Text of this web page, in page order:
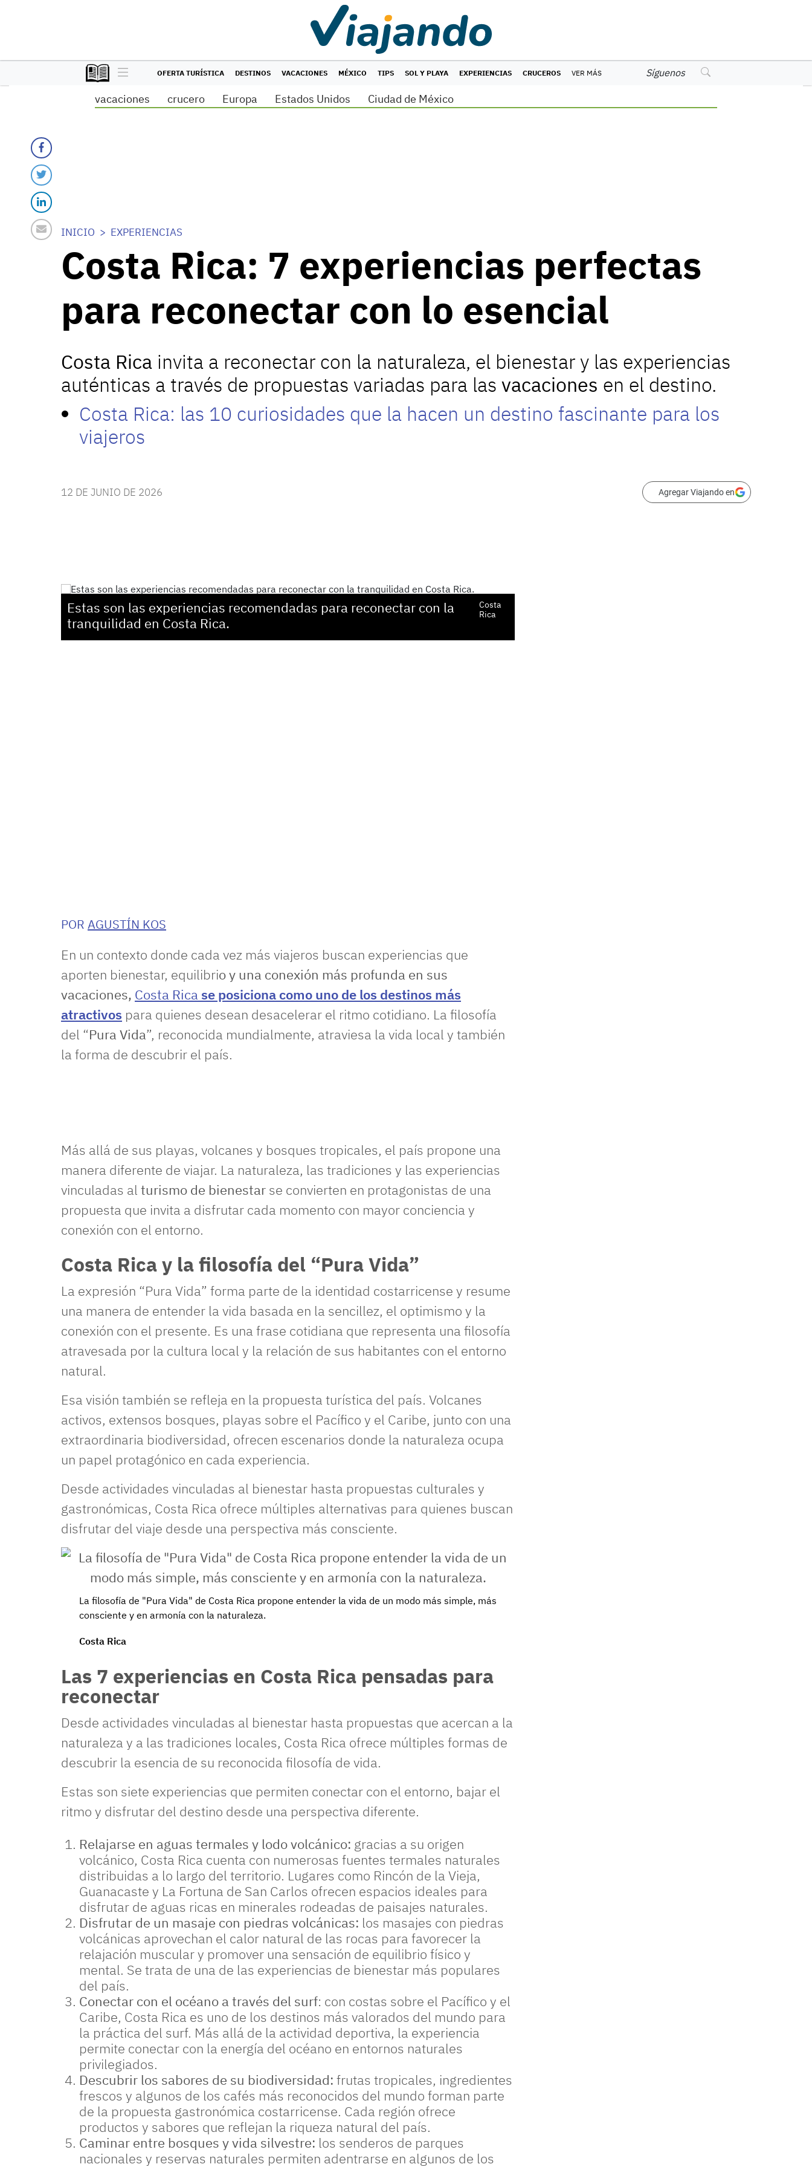
OFERTA TURÍSTICA DESTINOS VACACIONES MÉXICO TIPS SOL Y PLAYA EXPERIENCIAS CRUCEROS VER MÁS Síguenos
vacaciones crucero Europa Estados Unidos Ciudad de México
INICIO EXPERIENCIAS
Costa Rica: 7 experiencias perfectas
para reconectar con lo esencial
Costa Rica invita a reconectar con la naturaleza, el bienestar y las experiencias
auténticas a través de propuestas variadas para las vacaciones en el destino.
Costa Rica: las 10 curiosidades que la hacen un destino fascinante para los
viajeros
12 DE JUNIO DE 2026 Agregar Viajando en
Estas son las experiencias recomendadas para reconectar con la
tranquilidad en Costa Rica.
Costa
Rica
POR AGUSTÍN KOS
En un contexto donde cada vez más viajeros buscan experiencias que
aporten bienestar, equilibrio y una conexión más profunda en sus
vacaciones, Costa Rica se posiciona como uno de los destinos más
atractivos para quienes desean desacelerar el ritmo cotidiano. La filosofía
del “Pura Vida”, reconocida mundialmente, atraviesa la vida local y también
la forma de descubrir el país.
Más allá de sus playas, volcanes y bosques tropicales, el país propone una
manera diferente de viajar. La naturaleza, las tradiciones y las experiencias
vinculadas al turismo de bienestar se convierten en protagonistas de una
propuesta que invita a disfrutar cada momento con mayor conciencia y
conexión con el entorno.
Costa Rica y la filosofía del “Pura Vida”
La expresión “Pura Vida” forma parte de la identidad costarricense y resume
una manera de entender la vida basada en la sencillez, el optimismo y la
conexión con el presente. Es una frase cotidiana que representa una filosofía
atravesada por la cultura local y la relación de sus habitantes con el entorno
natural.
Esa visión también se refleja en la propuesta turística del país. Volcanes
activos, extensos bosques, playas sobre el Pacífico y el Caribe, junto con una
extraordinaria biodiversidad, ofrecen escenarios donde la naturaleza ocupa
un papel protagónico en cada experiencia.
Desde actividades vinculadas al bienestar hasta propuestas culturales y
gastronómicas, Costa Rica ofrece múltiples alternativas para quienes buscan
disfrutar del viaje desde una perspectiva más consciente.
La filosofía de "Pura Vida" de Costa Rica propone entender la vida de un modo más simple, más
consciente y en armonía con la naturaleza.
Costa Rica
Las 7 experiencias en Costa Rica pensadas para
reconectar
Desde actividades vinculadas al bienestar hasta propuestas que acercan a la
naturaleza y a las tradiciones locales, Costa Rica ofrece múltiples formas de
descubrir la esencia de su reconocida filosofía de vida.
Estas son siete experiencias que permiten conectar con el entorno, bajar el
ritmo y disfrutar del destino desde una perspectiva diferente.
Relajarse en aguas termales y lodo volcánico: gracias a su origen
volcánico, Costa Rica cuenta con numerosas fuentes termales naturales
distribuidas a lo largo del territorio. Lugares como Rincón de la Vieja,
Guanacaste y La Fortuna de San Carlos ofrecen espacios ideales para
disfrutar de aguas ricas en minerales rodeadas de paisajes naturales.
Disfrutar de un masaje con piedras volcánicas: los masajes con piedras
volcánicas aprovechan el calor natural de las rocas para favorecer la
relajación muscular y promover una sensación de equilibrio físico y
mental. Se trata de una de las experiencias de bienestar más populares
del país.
Conectar con el océano a través del surf: con costas sobre el Pacífico y el
Caribe, Costa Rica es uno de los destinos más valorados del mundo para
la práctica del surf. Más allá de la actividad deportiva, la experiencia
permite conectar con la energía del océano en entornos naturales
privilegiados.
Descubrir los sabores de su biodiversidad: frutas tropicales, ingredientes
frescos y algunos de los cafés más reconocidos del mundo forman parte
de la propuesta gastronómica costarricense. Cada región ofrece
productos y sabores que reflejan la riqueza natural del país.
Caminar entre bosques y vida silvestre: los senderos de parques
nacionales y reservas naturales permiten adentrarse en algunos de los